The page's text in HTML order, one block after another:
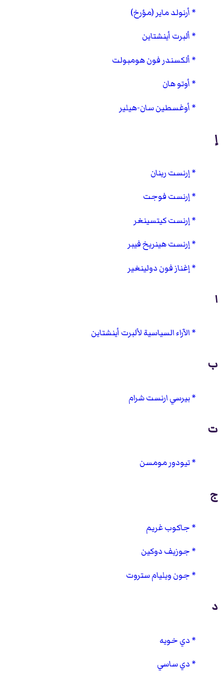
أرنولد ماير (مؤرخ)
ألبرت أينشتاين
ألكسندر فون هومبولت
أوتو هان
أوغسطين سان-هيلير
إ
إرنست رينان
إرنست فوجت
إرنست كيتسينغر
إرنست هينريخ فيبر
إغناز فون دولينغير
ا
الآراء السياسية لألبرت أينشتاين
ب
بيرسي ارنست شرام
ت
تيودور مومسن
ج
جاكوب غريم
جوزيف دوكين
جون ويليام ستروت
د
دي خويه
دي ساسي